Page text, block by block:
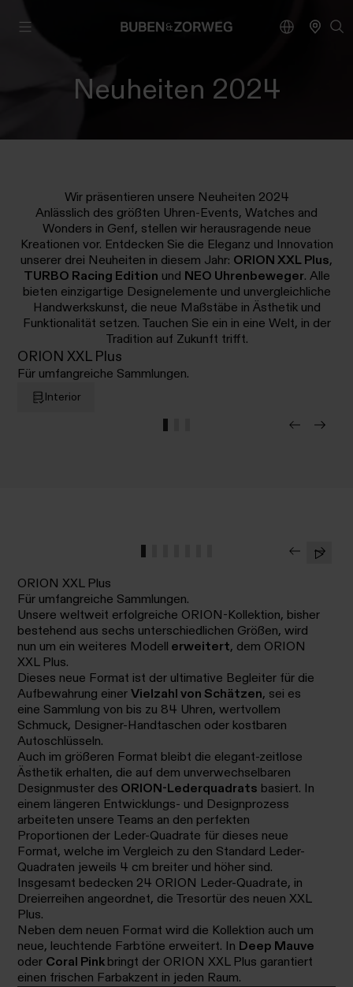
Neuheiten 2024
Wir präsentieren unsere Neuheiten 2024
Anlässlich des größten Uhren-Events, Watches and
Wonders in Genf, stellen wir herausragende neue
Kreationen vor. Entdecken Sie die Eleganz und Innovation
unserer drei Neuheiten in diesem Jahr: ORION XXL Plus,
TURBO Racing Edition und NEO Uhrenbeweger. Alle
bieten einzigartige Designelemente und unvergleichliche
Handwerkskunst, die neue Maßstäbe in Ästhetik und
Funktionalität setzen. Tauchen Sie ein in eine Welt, in der
Tradition auf Zukunft trifft.
ORION XXL Plus
Für umfangreiche Sammlungen.
Interior
ORION XXL Plus
Für umfangreiche Sammlungen.
Unsere weltweit erfolgreiche ORION-Kollektion, bisher
bestehend aus sechs unterschiedlichen Größen, wird
nun um ein weiteres Modell erweitert, dem ORION
XXL Plus.
Dieses neue Format ist der ultimative Begleiter für die
Aufbewahrung einerVielzahl von Schätzen, sei es
eine Sammlung von bis zu 84 Uhren, wertvollem
Schmuck, Designer-Handtaschen oder kostbaren
Autoschlüsseln.
Auch im größeren Format bleibt die elegant-zeitlose
Ästhetik erhalten, die auf dem unverwechselbaren
Designmuster des ORION-Lederquadrats basiert. In
einem längeren Entwicklungs- und Designprozess
arbeiteten unsere Teams an den perfekten
Proportionen der Leder-Quadrate für dieses neue
Format, welche im Vergleich zu den Standard Leder-
Quadraten jeweils 4 cm breiter und höher sind.
Insgesamt bedecken 24 ORION Leder-Quadrate, in
Dreierreihen angeordnet, die Tresortür des neuen XXL
Plus.
Neben dem neuen Format wird die Kollektion auch um
neue, leuchtende Farbtöne erweitert. In Deep Mauve
oder Coral Pinkbringt der ORION XXL Plus garantiert
einen frischen Farbakzent in jeden Raum.